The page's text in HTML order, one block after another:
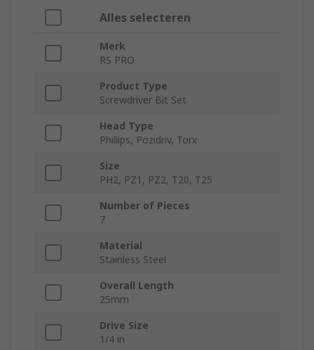
Alles selecteren
Merk
RS PRO
Product Type
Screwdriver Bit Set
Head Type
Phillips, Pozidriv, Torx
Size
PH2, PZ1, PZ2, T20, T25
Number of Pieces
7
Material
Stainless Steel
Overall Length
25mm
Drive Size
1/4 in